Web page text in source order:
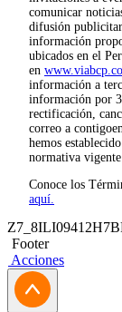
comunicar
difusión
información
ubicados en el
en
información a
información por 3
rectificación,
correo a
hemos
normativa
Conoce los
aquí.
Footer
Acciones